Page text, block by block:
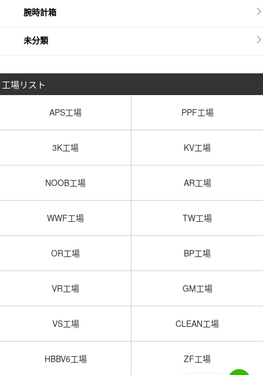
腕時計箱
未分類
工場リスト
APS工場 PPF工場
3K工場 KV工場
NOOB工場 AR工場
WWF工場 TW工場
OR工場 BP工場
VR工場 GM工場
VS工場 CLEAN工場
HBBV6工場 ZF工場